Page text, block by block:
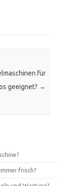
für
geeignet? →
frisch?